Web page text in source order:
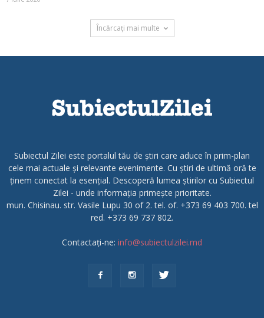
Încărcați mai multe
Subiectul Zilei este portalul tău de știri care aduce în prim-plan
cele mai actuale și relevante evenimente. Cu știri de ultimă oră te
ținem conectat la esențial. Descoperă lumea știrilor cu Subiectul
Zilei - unde informația primește prioritate.
mun. Chisinau. str. Vasile Lupu 30 of 2. tel. of. +373 69 403 700. tel
red. +373 69 737 802.
Contactați-ne: info@subiectulzilei.md